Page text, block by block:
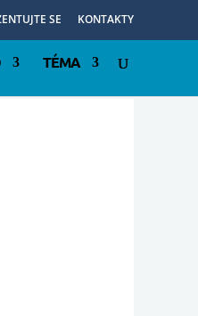
SE KONTAKTY
TÉMA